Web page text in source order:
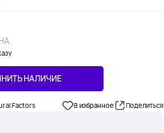
НАЛИЧИЕ
Factors В избранное Поделиться